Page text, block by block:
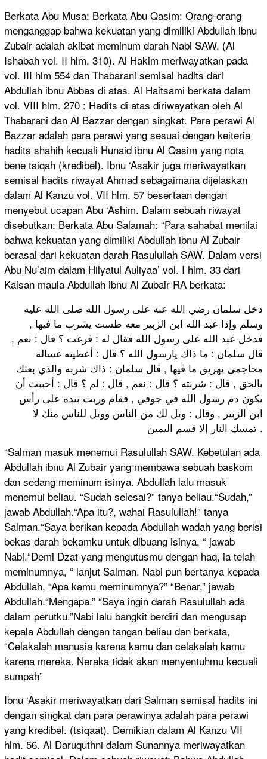
Berkata Abu Musa: Berkata Abu Qasim: Orang-orang
menganggap bahwa kekuatan yang dimiliki Abdullah ibnu
Zubair adalah akibat meminum darah Nabi SAW. (Al
Ishabah vol. II hlm. 310). Al Hakim meriwayatkan pada
vol. III hlm 554 dan Thabarani semisal hadits dari
Abdullah ibnu Abbas di atas. Al Haitsami berkata dalam
vol. VIII hlm. 270 : Hadits di atas diriwayatkan oleh Al
Thabarani dan Al Bazzar dengan singkat. Para perawi Al
Bazzar adalah para perawi yang sesuai dengan keiteria
hadits shahih kecuali Hunaid ibnu Al Qasim yang nota
bene tsiqah (kredibel). Ibnu ‘Asakir juga meriwayatkan
semisal hadits riwayat Ahmad sebagaimana dijelaskan
dalam Al Kanzu vol. VII hlm. 57 besertaan dengan
menyebut ucapan Abu ‘Ashim. Dalam sebuah riwayat
disebutkan: Berkata Abu Salamah: “Para sahabat menilai
bahwa kekuatan yang dimiliki Abdullah ibnu Al Zubair
berasal dari kekuatan darah Rasulullah SAW. Dalam versi
Abu Nu’aim dalam Hilyatul Auliyaa’ vol. I hlm. 33 dari
Kaisan maula Abdullah ibnu Al Zubair RA berkata:
دخل سلمان رضي الله عنه على رسول الله صلى الله عليه
وسلم وإذا عبد الله ابن الزبير معه طست يشرب ما فيها ,
فدخل عبد الله على رسول الله فقال له : فرغت ؟ قال : نعم ,
قال سلمان : ما ذاك يارسول الله ؟ قال : أعطيته غسالة
محاجمى يهريق ما فيها , قال سلمان : ذاك شربه والذي بعثك
بالحق , قال : شربته ؟ قال : نعم , قال : لم ؟ قال : أحببت أن
يكون دم رسول الله في جوفي , فقام وربت بيده على رأس
ابن الزبير , وقال : ويل لك من الناس وويل للناس منك لا
تمسك النار إلا قسم اليمين .
“Salman masuk menemui Rasulullah SAW. Kebetulan ada
Abdullah ibnu Al Zubair yang membawa sebuah baskom
dan sedang meminum isinya. Abdullah lalu masuk
menemui beliau. “Sudah selesai?” tanya beliau.“Sudah,”
jawab Abdullah.“Apa itu?, wahai Rasulullah!” tanya
Salman.“Saya berikan kepada Abdullah wadah yang berisi
bekas darah bekamku untuk dibuang isinya, “ jawab
Nabi.“Demi Dzat yang mengutusmu dengan haq, ia telah
meminumnya, “ lanjut Salman. Nabi pun bertanya kepada
Abdullah, “Apa kamu meminumnya?” “Benar,” jawab
Abdullah.“Mengapa.” “Saya ingin darah Rasulullah ada
dalam perutku.”Nabi lalu bangkit berdiri dan mengusap
kepala Abdullah dengan tangan beliau dan berkata,
“Celakalah manusia karena kamu dan celakalah kamu
karena mereka. Neraka tidak akan menyentuhmu kecuali
sumpah”
Ibnu ‘Asakir meriwayatkan dari Salman semisal hadits ini
dengan singkat dan para perawinya adalah para perawi
yang kredibel. (tsiqaat). Demikian dalam Al Kanzu VII
hlm. 56. Al Daruquthni dalam Sunannya meriwayatkan